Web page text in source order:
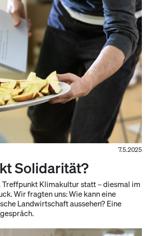
7.5.2025
Solidarität?
Treffpunkt Klimakultur statt – diesmal im
Wir fragten uns: Wie kann eine
Landwirtschaft aussehen? Eine